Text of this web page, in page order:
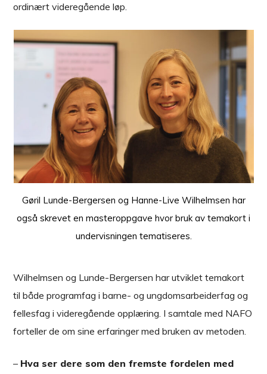
ordinært videregående løp.
Gøril Lunde-Bergersen og Hanne-Live Wilhelmsen har
også skrevet en masteroppgave hvor bruk av temakort i
undervisningen tematiseres.
Wilhelmsen og Lunde-Bergersen har utviklet temakort
til både programfag i barne- og ungdomsarbeiderfag og
fellesfag i videregående opplæring. I samtale med NAFO
forteller de om sine erfaringer med bruken av metoden.
– Hva ser dere som den fremste fordelen med